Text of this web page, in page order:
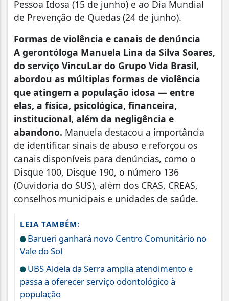
Pessoa Idosa (15 de junho) e ao Dia Mundial
de Prevenção de Quedas (24 de junho).
Formas de violência e canais de denúncia
A gerontóloga Manuela Lina da Silva Soares,
do serviço VincuLar do Grupo Vida Brasil,
abordou as múltiplas formas de violência
que atingem a população idosa — entre
elas, a física, psicológica, financeira,
institucional, além da negligência e
abandono. Manuela destacou a importância
de identificar sinais de abuso e reforçou os
canais disponíveis para denúncias, como o
Disque 100, Disque 190, o número 136
(Ouvidoria do SUS), além dos CRAS, CREAS,
conselhos municipais e unidades de saúde.
LEIA TAMBÉM:
Barueri ganhará novo Centro Comunitário no
Vale do Sol
UBS Aldeia da Serra amplia atendimento e
passa a oferecer serviço odontológico à
população